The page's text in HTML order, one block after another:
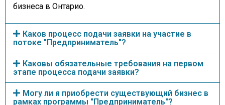
бизнеса в Онтарио.
Каков процесс подачи заявки на участие в
потоке "Предприниматель"?
Каковы обязательные требования на первом
этапе процесса подачи заявки?
Могу ли я приобрести существующий бизнес в
рамках программы "Предприниматель"?